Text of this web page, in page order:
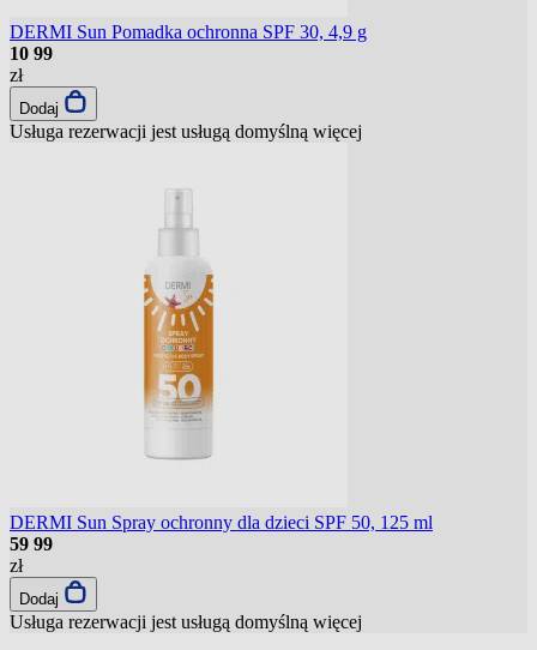
DERMI Sun Pomadka ochronna SPF 30, 4,9 g
10 99
zł
Dodaj
Usługa rezerwacji jest usługą domyślną więcej
DERMI Sun Spray ochronny dla dzieci SPF 50, 125 ml
59 99
zł
Dodaj
Usługa rezerwacji jest usługą domyślną więcej